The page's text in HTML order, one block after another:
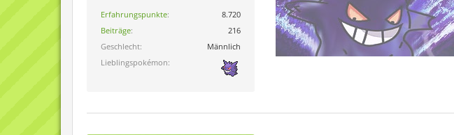
Erfahrungspunkte
8.720
Beiträge
216
Geschlecht
Männlich
Lieblingspokémon